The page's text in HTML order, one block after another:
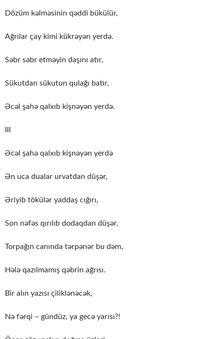
Dözüm kəlməsinin qəddi bükülür,
Ağrılar çay kimi kükrəyən yerdə.
Səbr səbr etməyin daşını atır,
Sükutdan sükutun qulağı batır,
Əcəl şahə qalxıb kişnəyən yerdə.
Əcəl şahə qalxıb kişnəyən yerdə
Ən uca dualar urvatdan düşər,
Əriyib tökülər yaddaş cığırı,
Son nəfəs qırılıb dodaqdan düşər.
Torpağın canında tərpənər bu dəm,
Hələ qazılmamış qəbrin ağrısı.
Bir alın yazısı çiliklənəcək,
Nə fərqi – gündüz, ya gecə yarısı?!